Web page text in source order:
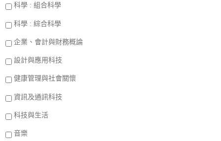
科學 : 組合科學
科學 : 綜合科學
企業、會計與財務概論
設計與應用科技
健康管理與社會關懷
資訊及通訊科技
科技與生活
音樂